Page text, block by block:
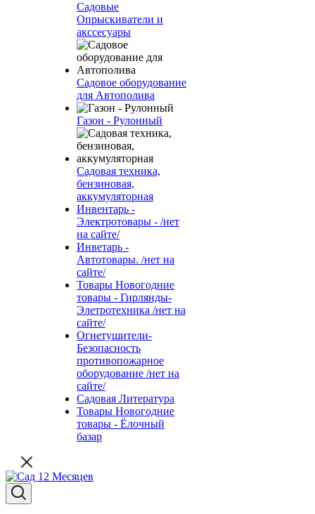
Садовые
Опрыскиватели и
акссесуары
Садовое оборудование
для Автополива
Газон - Рулонный
Садовая техника,
бензиновая,
аккумуляторная
Инвентарь -
Электротовары - /нет
на сайте/
Инветарь -
Автотовары. /нет на
сайте/
Товары Новогодние
товары - Гирлянды-
Элетротехника /нет на
сайте/
Огнетушители-
Безопасность
противопожарное
оборудование /нет на
сайте/
Садовая Литература
Товары Новогодние
товары - Ёлочный
базар